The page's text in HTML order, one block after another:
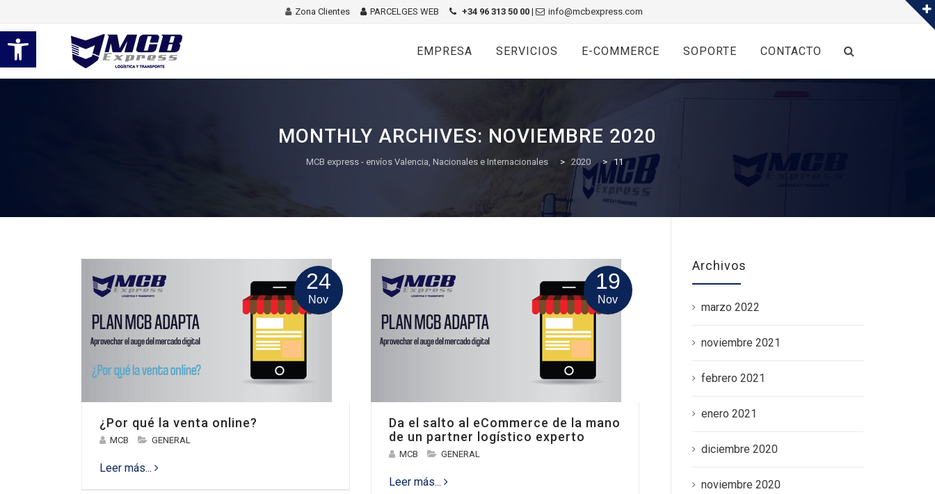
Abrir barra de herramientas
Zona Clientes PARCELGES WEB +34 96 313 50 00 | info@mcbexpress.com
content
EMPRESA SERVICIOS E-COMMERCE SOPORTE CONTACTO
MONTHLY ARCHIVES: NOVIEMBRE 2020
MCB express - envíos Valencia, Nacionales e Internacionales > 2020 > 11
24
Nov
¿Por qué la venta online?
MCB GENERAL
Leer más...
19
Nov
Da el salto al eCommerce de la mano
de un partner logístico experto
MCB GENERAL
Leer más...
Archivos
marzo 2022
noviembre 2021
febrero 2021
enero 2021
diciembre 2020
noviembre 2020